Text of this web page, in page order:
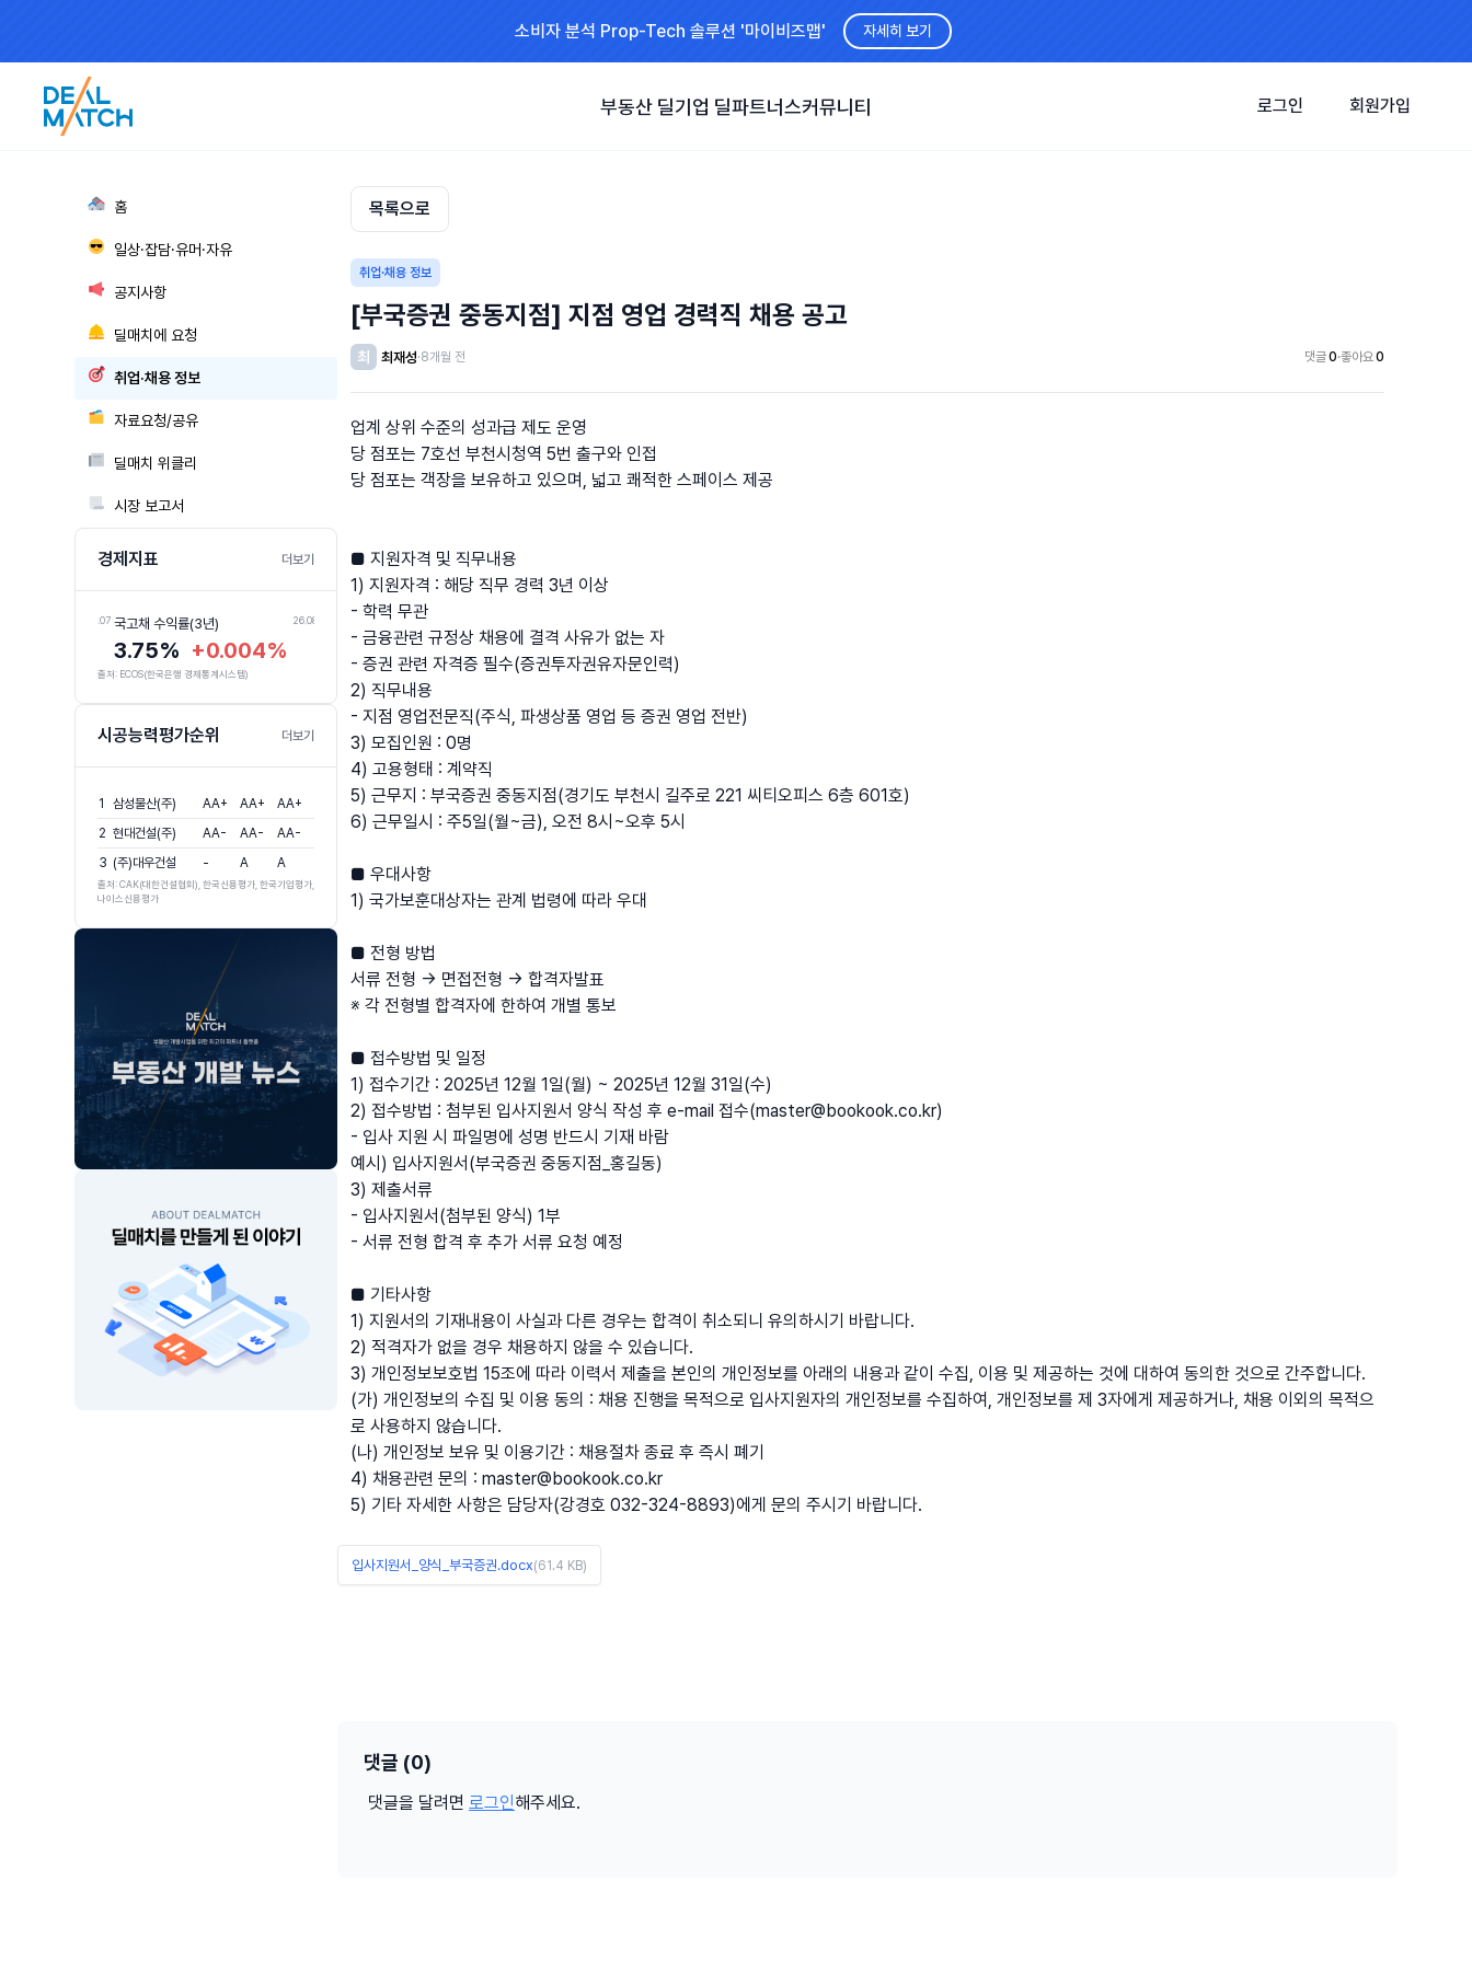
소비자 분석 Prop-Tech 솔루션 '마이비즈맵' 자세히 보기
부동산 딜기업 딜파트너스커뮤니티 로그인 회원가입
🏘 홈
😎 일상·잡담·유머·자유
📢 공지사항
🛎 딜매치에 요청
🎯 취업·채용 정보
🗂 자료요청/공유
📰 딜매치 위클리
📃 시장 보고서
경제지표 더보기
국고채 수익률(3년)
3.75% +0.004%
26.08.07 회사채 수익률(3년,AA-)
4.45% +0.003%
출처: ECOS(한국은행 경제통계시스템)
시공능력평가순위 더보기
1 삼성물산(주) AA+ AA+
AA+
2 현대건설(주) AA- AA-
AA-
3 (주)대우건설 - A A
출처: CAK(대한건설협회), 한국신용평가, 한국기업평가,
나이스신용평가
목록으로
취업·채용 정보
[부국증권 중동지점] 지점 영업 경력직 채용 공고
최 최재성·8개월 전 댓글0·좋아요0
업계 상위 수준의 성과급 제도 운영
당 점포는 7호선 부천시청역 5번 출구와 인접
당 점포는 객장을 보유하고 있으며, 넓고 쾌적한 스페이스 제공
■ 지원자격 및 직무내용
1) 지원자격 : 해당 직무 경력 3년 이상
- 학력 무관
- 금융관련 규정상 채용에 결격 사유가 없는 자
- 증권 관련 자격증 필수(증권투자권유자문인력)
2) 직무내용
- 지점 영업전문직(주식, 파생상품 영업 등 증권 영업 전반)
3) 모집인원 : 0명
4) 고용형태 : 계약직
5) 근무지 : 부국증권 중동지점(경기도 부천시 길주로 221 씨티오피스 6층 601호)
6) 근무일시 : 주5일(월~금), 오전 8시~오후 5시
■ 우대사항
1) 국가보훈대상자는 관계 법령에 따라 우대
■ 전형 방법
서류 전형 → 면접전형 → 합격자발표
※ 각 전형별 합격자에 한하여 개별 통보
■ 접수방법 및 일정
1) 접수기간 : 2025년 12월 1일(월) ~ 2025년 12월 31일(수)
2) 접수방법 : 첨부된 입사지원서 양식 작성 후 e-mail 접수(master@bookook.co.kr)
- 입사 지원 시 파일명에 성명 반드시 기재 바람
예시) 입사지원서(부국증권 중동지점_홍길동)
3) 제출서류
- 입사지원서(첨부된 양식) 1부
- 서류 전형 합격 후 추가 서류 요청 예정
■ 기타사항
1) 지원서의 기재내용이 사실과 다른 경우는 합격이 취소되니 유의하시기 바랍니다.
2) 적격자가 없을 경우 채용하지 않을 수 있습니다.
3) 개인정보보호법 15조에 따라 이력서 제출을 본인의 개인정보를 아래의 내용과 같이 수집, 이용 및 제공하는 것에 대하여 동의한 것으로 간주합니다.
(가) 개인정보의 수집 및 이용 동의 : 채용 진행을 목적으로 입사지원자의 개인정보를 수집하여, 개인정보를 제 3자에게 제공하거나, 채용 이외의 목적으
로 사용하지 않습니다.
(나) 개인정보 보유 및 이용기간 : 채용절차 종료 후 즉시 폐기
4) 채용관련 문의 : master@bookook.co.kr
5) 기타 자세한 사항은 담당자(강경호 032-324-8893)에게 문의 주시기 바랍니다.
입사지원서_양식_부국증권.docx(61.4 KB)
댓글 (0)
댓글을 달려면 로그인해주세요.